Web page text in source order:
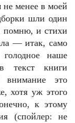
не менее в моей
шли один
помню, и стихи
— итак, само
наше
текст книги
внимание это
хотя уж этого
к этому
(спойлер: не